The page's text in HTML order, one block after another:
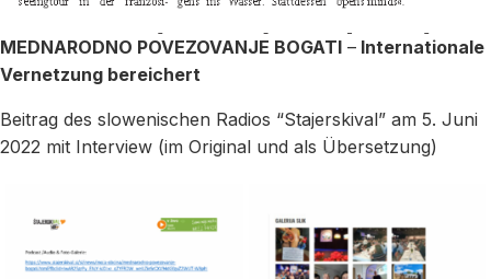
MEDNARODNO POVEZOVANJE BOGATI – Internationale
Vernetzung bereichert
Beitrag des slowenischen Radios “Stajerskival” am 5. Juni
2022 mit Interview (im Original und als Übersetzung)